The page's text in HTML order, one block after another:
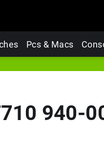
Pcs & Macs
940-